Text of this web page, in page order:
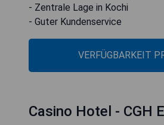
- Zentrale Lage in Kochi
- Guter Kundenservice
VERFÜGBARKEIT
Casino Hotel - CGH